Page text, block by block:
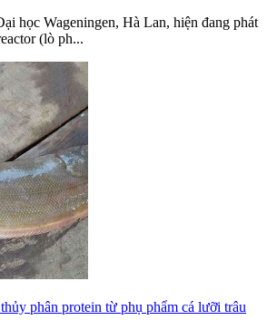
học Wageningen, Hà Lan, hiện đang phát
(lò ph...
phân protein từ phụ phẩm cá lưỡi trâu